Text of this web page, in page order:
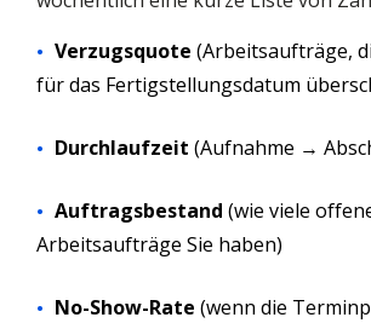
Verzugsquote (Arbeitsaufträge,
für das Fertigstellungsdatum
Durchlaufzeit (Aufnahme →
Auftragsbestand (wie viele
Arbeitsaufträge Sie haben)
No-Show-Rate (wenn die